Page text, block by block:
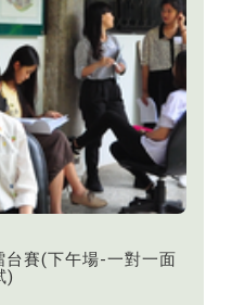
台賽(下午場-一對一面
)